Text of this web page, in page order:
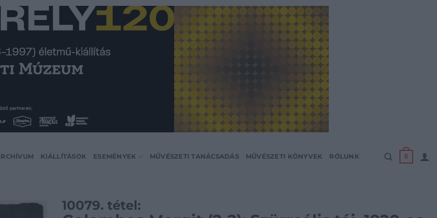
KIÁLLÍTÁSOK ESEMÉNYEK MŰVÉSZETI TANÁCSADÁS MŰVÉSZETI KÖNYVEK RÓLUNK 0
10079. tétel: